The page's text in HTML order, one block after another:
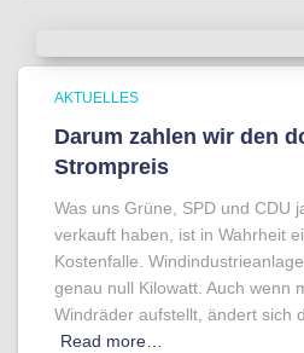
AKTUELLES
Darum zahlen wir den
Strompreis
Was uns Grüne, SPD und CDU
verkauft haben, ist in Wahrheit
Kostenfalle.
genau null Kilowatt. Auch wenn
Windräder aufstellt, ändert sich
Read more…